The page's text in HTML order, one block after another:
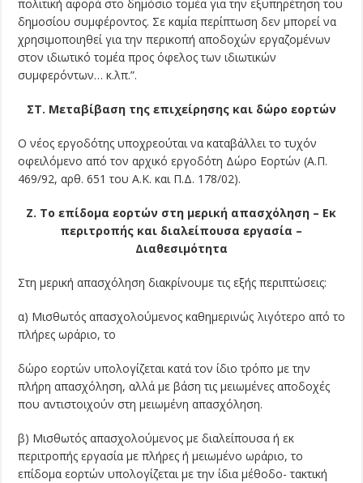
πολιτική αφορά στο δημόσιο τομέα για την εξυπηρέτηση του
δημοσίου συμφέροντος. Σε καμία περίπτωση δεν μπορεί να
χρησιμοποιηθεί για την περικοπή αποδοχών εργαζομένων
στον ιδιωτικό τομέα προς όφελος των ιδιωτικών
συμφερόντων… κ.λπ.”.
ΣΤ. Μεταβίβαση της επιχείρησης και δώρο εορτών
Ο νέος εργοδότης υποχρεούται να καταβάλλει το τυχόν
οφειλόμενο από τον αρχικό εργοδότη Δώρο Εορτών (Α.Π.
469/92, αρθ. 651 του Α.Κ. και Π.Δ. 178/02).
Ζ. Το επίδομα εορτών στη μερική απασχόληση – Εκ
περιτροπής και διαλείπουσα εργασία –
Διαθεσιμότητα
Στη μερική απασχόληση διακρίνουμε τις εξής περιπτώσεις:
α) Μισθωτός απασχολούμενος καθημερινώς λιγότερο από το
πλήρες ωράριο, το
δώρο εορτών υπολογίζεται κατά τον ίδιο τρόπο με την
πλήρη απασχόληση, αλλά με βάση τις μειωμένες αποδοχές
που αντιστοιχούν στη μειωμένη απασχόληση.
β) Μισθωτός απασχολούμενος με διαλείπουσα ή εκ
περιτροπής εργασία με πλήρες ή μειωμένο ωράριο, το
επίδομα εορτών υπολογίζεται με την ίδια μέθοδο- τακτική